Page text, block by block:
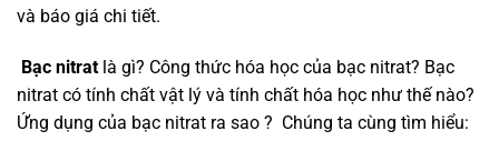
và báo giá chi tiết.
Bạc nitrat là gì? Công thức hóa học của bạc nitrat? Bạc
nitrat có tính chất vật lý và tính chất hóa học như thế nào?
Ứng dụng của bạc nitrat ra sao ? Chúng ta cùng tìm hiểu: